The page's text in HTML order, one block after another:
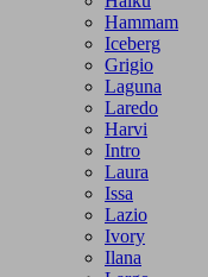
Hammam
Iceberg
Grigio
Laguna
Laredo
Harvi
Intro
Laura
Issa
Lazio
Ivory
Ilana